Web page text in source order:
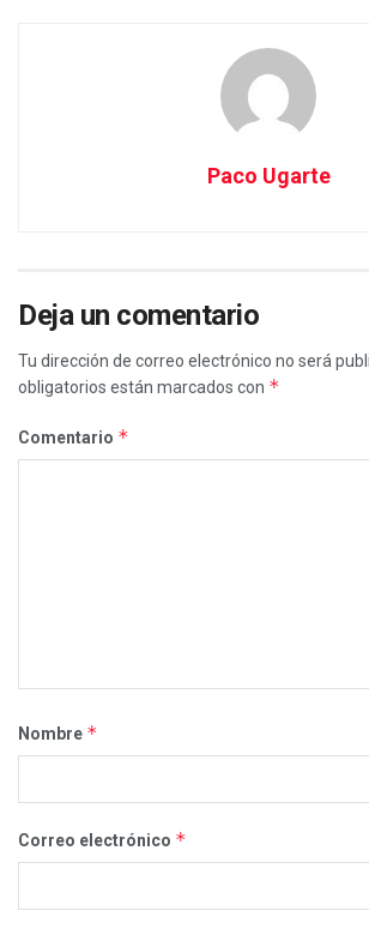
Paco Ugarte
Deja un comentario
Tu dirección de correo electrónico no será
obligatorios están marcados con *
Comentario *
Nombre *
Correo electrónico *